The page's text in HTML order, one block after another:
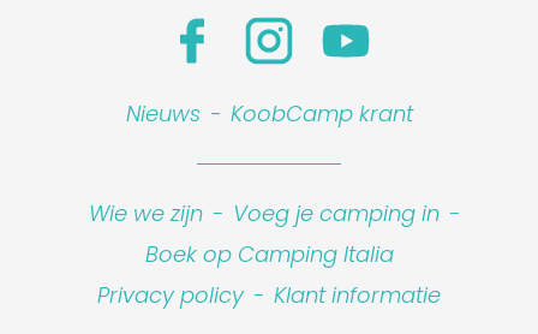
Nieuws - KoobCamp krant
Wie we zijn - Voeg je camping in -
Boek op Camping Italia
Privacy policy - Klant informatie